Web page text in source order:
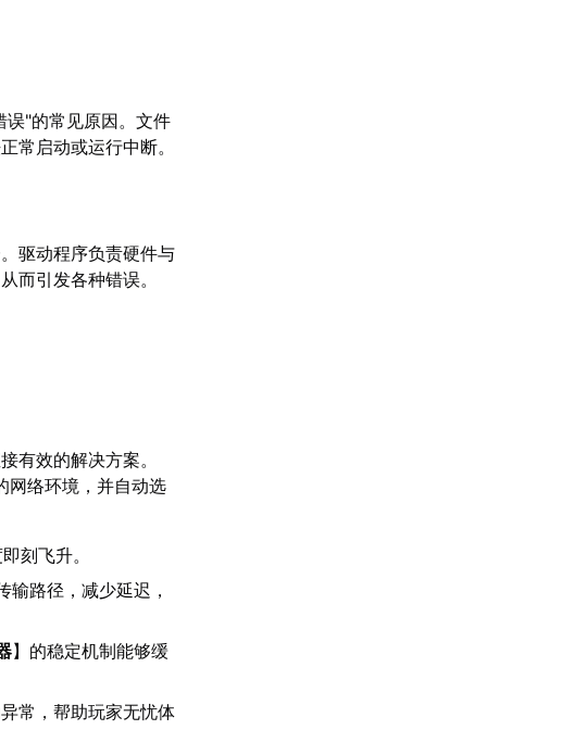
误"的常见原因。文件
常启动或运行中断。
驱动程序负责硬件与
而引发各种错误。
有效的解决方案。
网络环境，并自动选
刻飞升。
输路径，减少延迟，
】的稳定机制能够缓
常，帮助玩家无忧体